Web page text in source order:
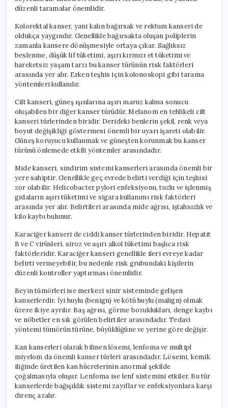
düzenli taramalar önemlidir.
Kolorektal kanser, yani kalın bağırsak ve rektum kanseri de
oldukça yaygındır. Genellikle bağırsakta oluşan poliplerin
zamanla kansere dönüşmesiyle ortaya çıkar. Sağlıksız
beslenme, düşük lif tüketimi, aşırı kırmızı et tüketimi ve
hareketsiz yaşam tarzı bu kanser türünün risk faktörleri
arasında yer alır. Erken teşhis için kolonoskopi gibi tarama
yöntemleri kullanılır.
Cilt kanseri, güneş ışınlarına aşırı maruz kalma sonucu
oluşabilen bir diğer kanser türüdür. Melanom en tehlikeli cilt
kanseri türlerinden biridir. Derideki benlerin şekil, renk veya
boyut değişikliği göstermesi önemli bir uyarı işareti olabilir.
Güneş koruyucu kullanmak ve güneşten korunmak bu kanser
türünü önlemede etkili yöntemler arasındadır.
Mide kanseri, sindirim sistemi kanserleri arasında önemli bir
yere sahiptir. Genellikle geç evrede belirti verdiği için teşhisi
zor olabilir. Helicobacter pylori enfeksiyonu, tuzlu ve işlenmiş
gıdaların aşırı tüketimi ve sigara kullanımı risk faktörleri
arasında yer alır. Belirtileri arasında mide ağrısı, iştahsızlık ve
kilo kaybı bulunur.
Karaciğer kanseri de ciddi kanser türlerinden biridir. Hepatit
B ve C virüsleri, siroz ve aşırı alkol tüketimi başlıca risk
faktörleridir. Karaciğer kanseri genellikle ileri evreye kadar
belirti vermeyebilir, bu nedenle risk grubundaki kişilerin
düzenli kontroller yaptırması önemlidir.
Beyin tümörleri ise merkezi sinir sisteminde gelişen
kanserlerdir. İyi huylu (benign) ve kötü huylu (malign) olmak
üzere ikiye ayrılır. Baş ağrısı, görme bozuklukları, denge kaybı
ve nöbetler en sık görülen belirtiler arasındadır. Tedavi
yöntemi tümörün türüne, büyüklüğüne ve yerine göre değişir.
Kan kanserleri olarak bilinen lösemi, lenfoma ve multipl
miyelom da önemli kanser türleri arasındadır. Lösemi, kemik
iliğinde üretilen kan hücrelerinin anormal şekilde
çoğalmasıyla oluşur. Lenfoma ise lenf sistemini etkiler. Bu tür
kanserlerde bağışıklık sistemi zayıflar ve enfeksiyonlara karşı
direnç azalır.